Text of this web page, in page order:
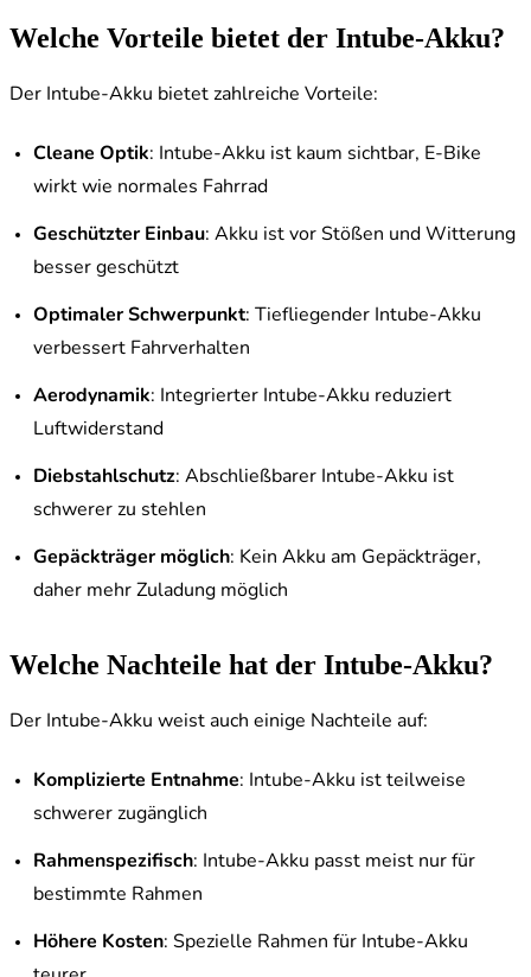
Welche Vorteile bietet der Intube-Akku?
Der Intube-Akku bietet zahlreiche Vorteile:
Cleane Optik: Intube-Akku ist kaum sichtbar, E-Bike
wirkt wie normales Fahrrad
Geschützter Einbau: Akku ist vor Stößen und Witterung
besser geschützt
Optimaler Schwerpunkt: Tiefliegender Intube-Akku
verbessert Fahrverhalten
Aerodynamik: Integrierter Intube-Akku reduziert
Luftwiderstand
Diebstahlschutz: Abschließbarer Intube-Akku ist
schwerer zu stehlen
Gepäckträger möglich: Kein Akku am Gepäckträger,
daher mehr Zuladung möglich
Welche Nachteile hat der Intube-Akku?
Der Intube-Akku weist auch einige Nachteile auf:
Komplizierte Entnahme: Intube-Akku ist teilweise
schwerer zugänglich
Rahmenspezifisch: Intube-Akku passt meist nur für
bestimmte Rahmen
Höhere Kosten: Spezielle Rahmen für Intube-Akku